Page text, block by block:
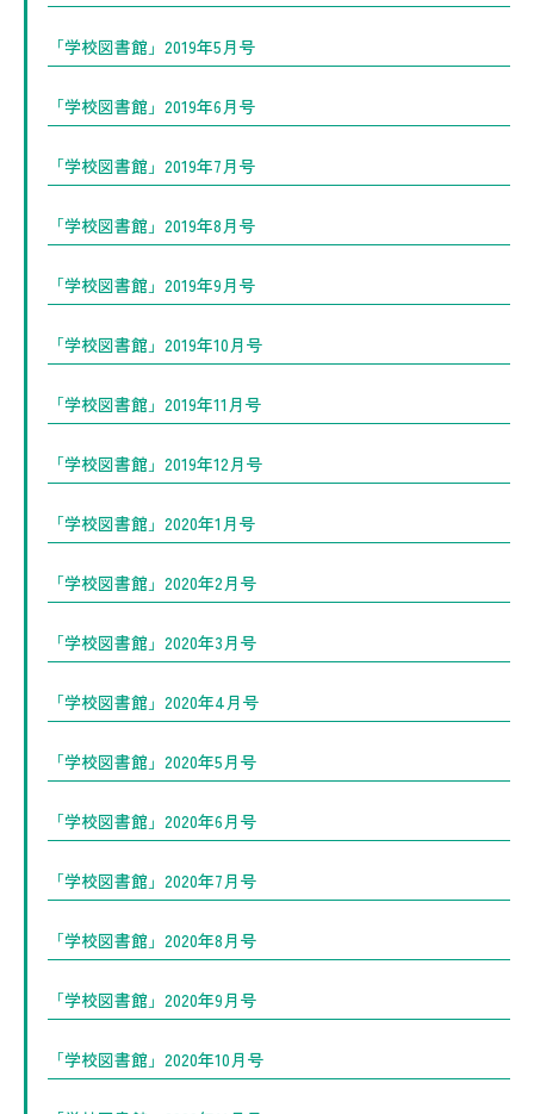
「学校図書館」2019年5月号
「学校図書館」2019年6月号
「学校図書館」2019年7月号
「学校図書館」2019年8月号
「学校図書館」2019年9月号
「学校図書館」2019年10月号
「学校図書館」2019年11月号
「学校図書館」2019年12月号
「学校図書館」2020年1月号
「学校図書館」2020年2月号
「学校図書館」2020年3月号
「学校図書館」2020年4月号
「学校図書館」2020年5月号
「学校図書館」2020年6月号
「学校図書館」2020年7月号
「学校図書館」2020年8月号
「学校図書館」2020年9月号
「学校図書館」2020年10月号